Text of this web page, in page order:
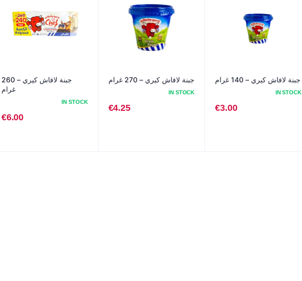
جبنة لافاش كيري – 140 غرام
IN STOCK
€3.00
جبنة لافاش كيري – 270 غرام
IN STOCK
€4.25
جبنة لافاش كيري – 260
غرام
IN STOCK
€6.00